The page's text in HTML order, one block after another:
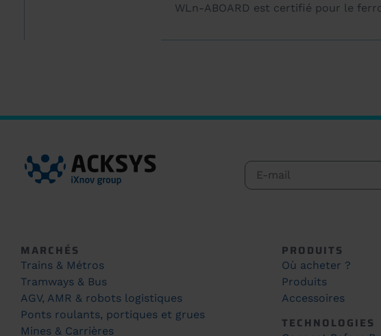
WLn-ABOARD est certifié pour le
MARCHÉS
Trains & Métros
Tramways & Bus
AGV, AMR & robots logistiques
Ponts roulants, portiques et grues
Mines & Carrières
PRODUITS
Où acheter ?
Produits
Accessoires
TECHNOLOGIES